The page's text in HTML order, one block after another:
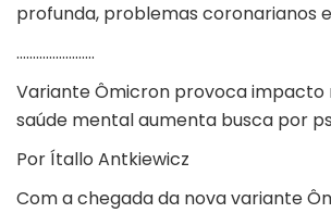
profunda, problemas coronarianos
……………………
Variante Ômicron provoca impacto
saúde mental aumenta busca por
Por Ítallo Antkiewicz
Com a chegada da nova variante